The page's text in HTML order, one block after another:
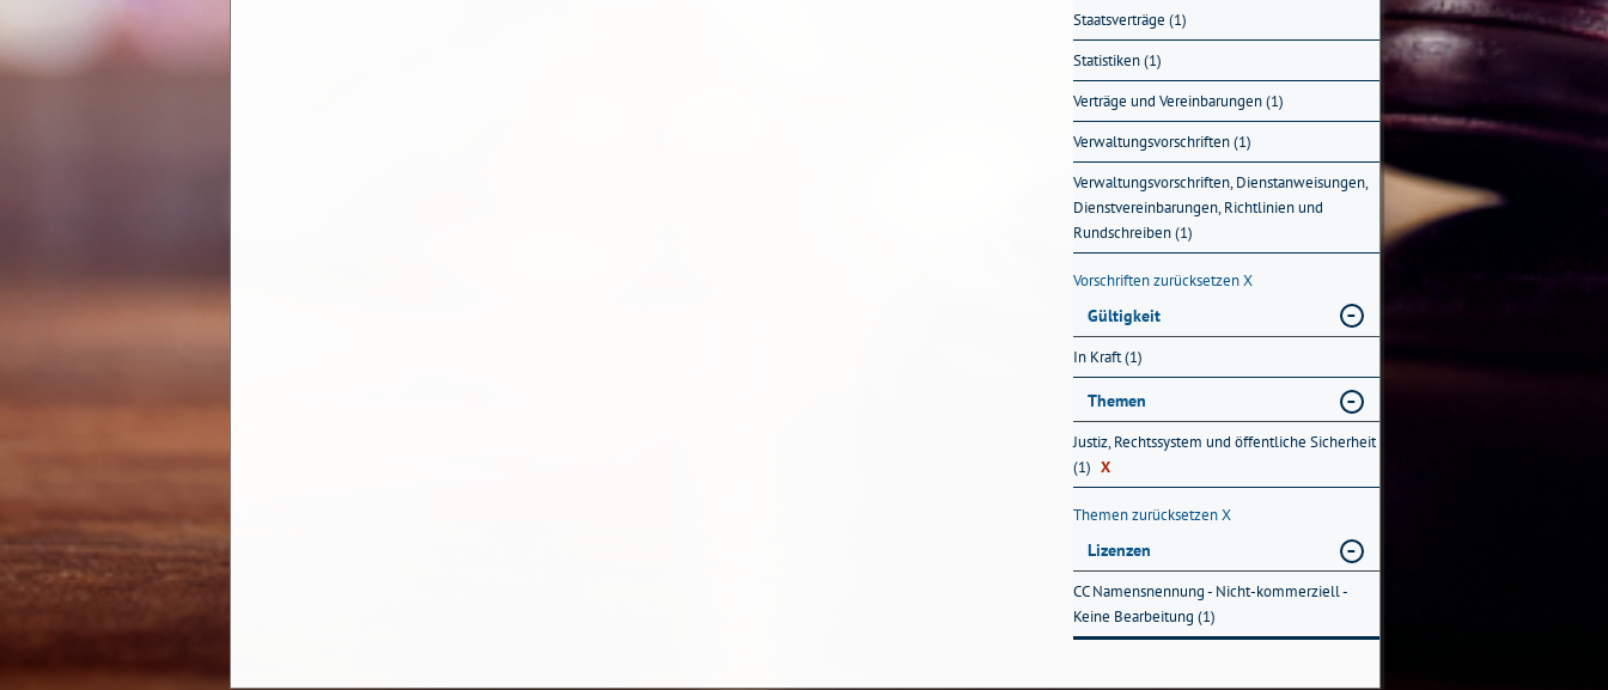
Staatsverträge (1)
Statistiken (1)
Verträge und Vereinbarungen (1)
Verwaltungsvorschriften (1)
Verwaltungsvorschriften, Dienstanweisungen,
Dienstvereinbarungen, Richtlinien und
Rundschreiben (1)
Vorschriften zurücksetzenX
Gültigkeit
In Kraft (1)
Themen
Justiz, Rechtssystem und öffentliche Sicherheit
(1) X
Themen zurücksetzenX
Lizenzen
CC Namensnennung - Nicht-kommerziell -
Keine Bearbeitung (1)